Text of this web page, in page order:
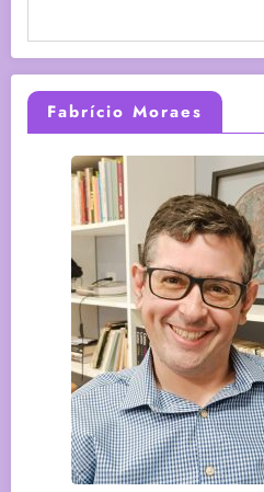
Fabrício Moraes